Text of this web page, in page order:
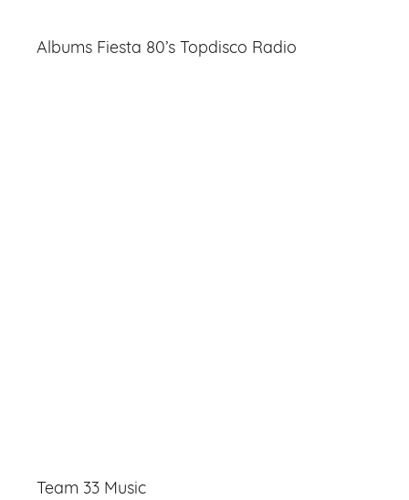
Albums Fiesta 80’s Topdisco Radio
Team 33 Music